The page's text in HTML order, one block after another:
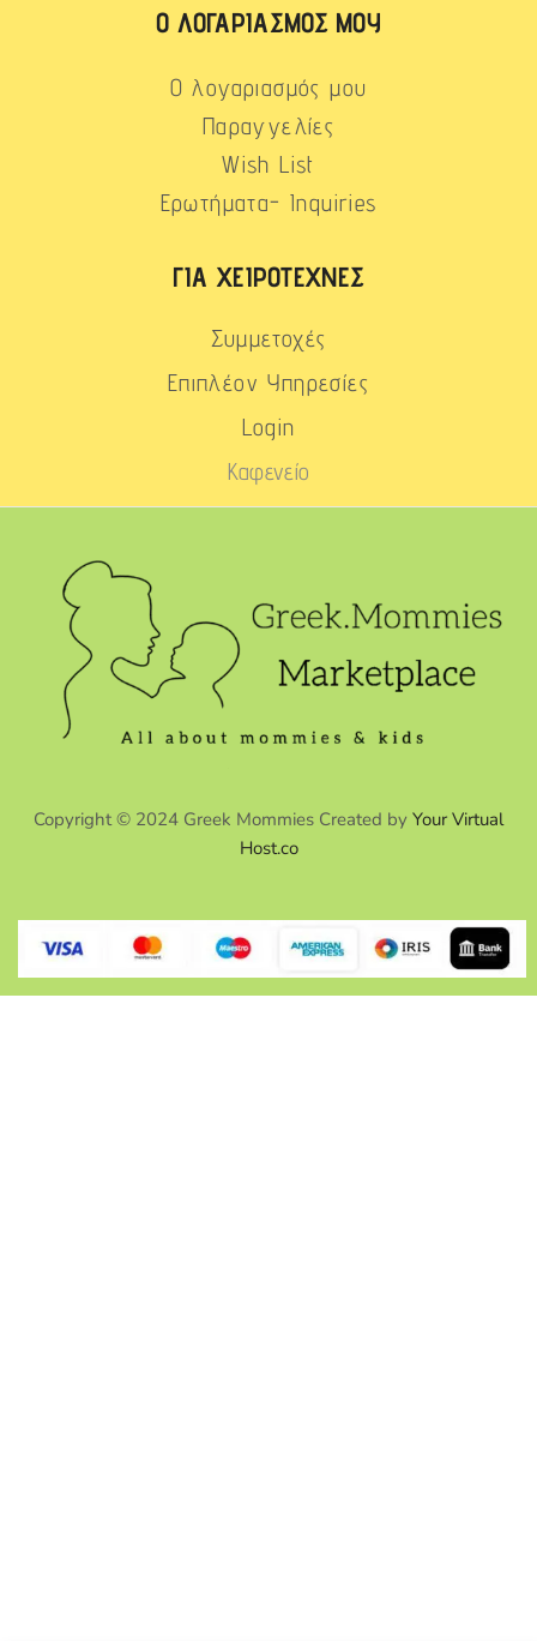
Ο ΛΟΓΑΡΙΑΣΜΌΣ ΜΟΥ
Ο λογαριασμός μου
Παραγγελίες
Wish List
Ερωτήματα- Inquiries
ΓΙΑ ΧΕΙΡΟΤΈΧΝΕΣ
Συμμετοχές
Επιπλέον Υπηρεσίες
Login
Καφενείο
Copyright © 2024 Greek Mommies Created by Your Virtual
Host.co